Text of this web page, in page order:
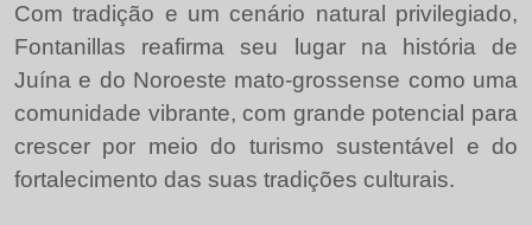
Com tradição e um cenário natural privilegiado,
Fontanillas reafirma seu lugar na história de
Juína e do Noroeste mato-grossense como uma
comunidade vibrante, com grande potencial para
crescer por meio do turismo sustentável e do
fortalecimento das suas tradições culturais.